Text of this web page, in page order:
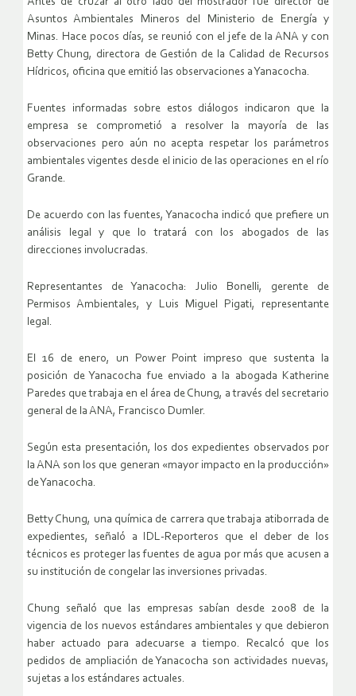
Asuntos Ambientales Mineros del Ministerio de Energía y
Minas. Hace pocos días, se reunió con el jefe de la ANA y con
Betty Chung, directora de Gestión de la Calidad de Recursos
Hídricos, oficina que emitió las observaciones a Yanacocha.
Fuentes informadas sobre estos diálogos indicaron que la
empresa se comprometió a resolver la mayoría de las
observaciones pero aún no acepta respetar los parámetros
ambientales vigentes desde el inicio de las operaciones en el río
Grande.
De acuerdo con las fuentes, Yanacocha indicó que prefiere un
análisis legal y que lo tratará con los abogados de las
direcciones involucradas.
Representantes de Yanacocha: Julio Bonelli, gerente de
Permisos Ambientales, y Luis Miguel Pigati, representante
legal.
El 16 de enero, un Power Point impreso que sustenta la
posición de Yanacocha fue enviado a la abogada Katherine
Paredes que trabaja en el área de Chung, a través del secretario
general de la ANA, Francisco Dumler.
Según esta presentación, los dos expedientes observados por
la ANA son los que generan «mayor impacto en la producción»
de Yanacocha.
Betty Chung, una química de carrera que trabaja atiborrada de
expedientes, señaló a IDL-Reporteros que el deber de los
técnicos es proteger las fuentes de agua por más que acusen a
su institución de congelar las inversiones privadas.
Chung señaló que las empresas sabían desde 2008 de la
vigencia de los nuevos estándares ambientales y que debieron
haber actuado para adecuarse a tiempo. Recalcó que los
pedidos de ampliación de Yanacocha son actividades nuevas,
sujetas a los estándares actuales.